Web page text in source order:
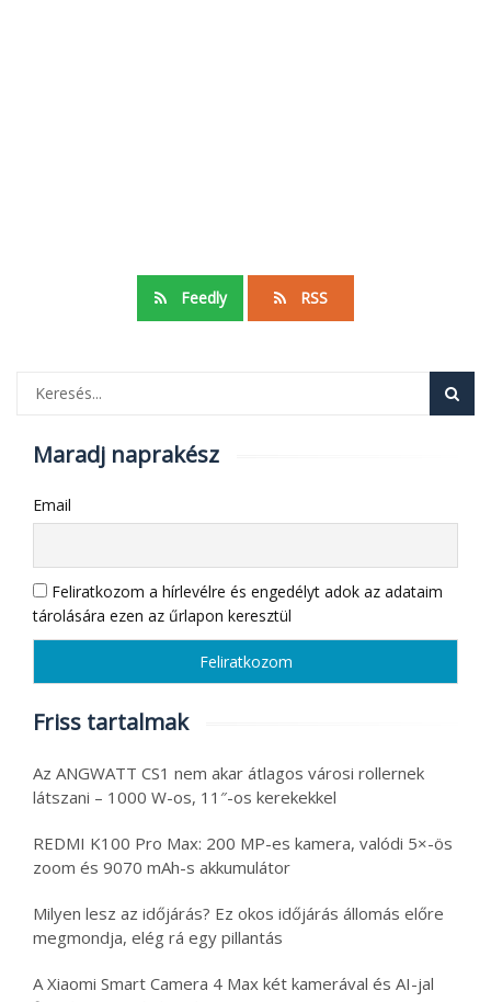
Feedly RSS
Maradj naprakész
Email
Feliratkozom a hírlevélre és engedélyt adok az adataim
tárolására ezen az űrlapon keresztül
Friss tartalmak
Az ANGWATT CS1 nem akar átlagos városi rollernek
látszani – 1000 W-os, 11″-os kerekekkel
REDMI K100 Pro Max: 200 MP-es kamera, valódi 5×-ös
zoom és 9070 mAh-s akkumulátor
Milyen lesz az időjárás? Ez okos időjárás állomás előre
megmondja, elég rá egy pillantás
A Xiaomi Smart Camera 4 Max két kamerával és AI-jal